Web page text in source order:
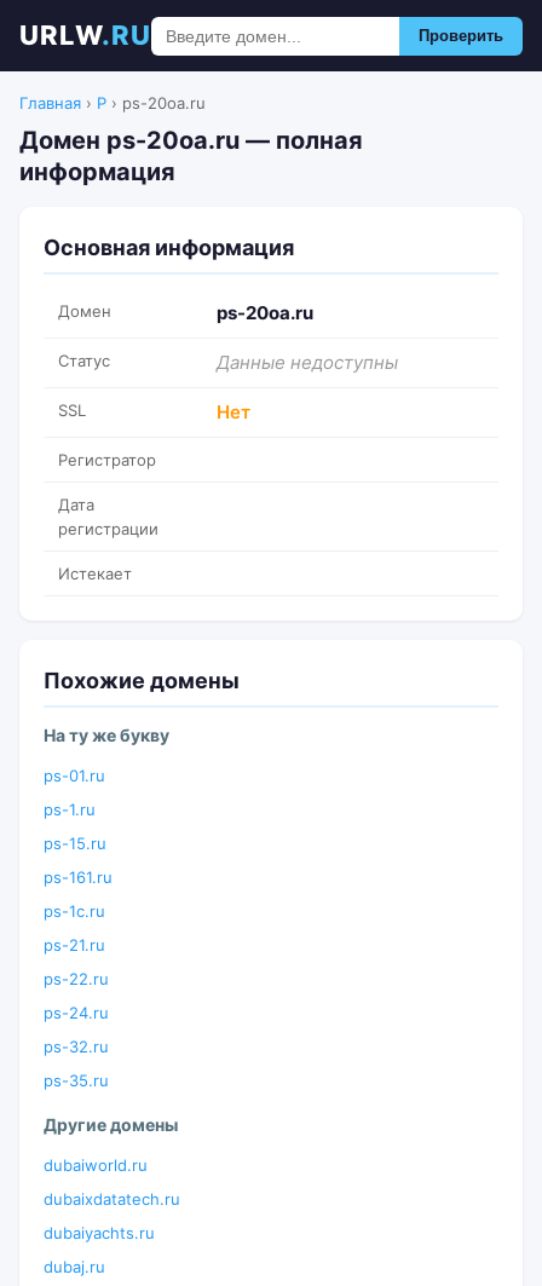
URLW.RU Проверить
Главная › P › ps-20oa.ru
Домен ps-20oa.ru — полная
информация
Основная информация
Домен ps-20oa.ru
Статус Данные недоступны
SSL Нет
Регистратор
Дата
регистрации
Истекает
Похожие домены
На ту же букву
ps-01.ru
ps-1.ru
ps-15.ru
ps-161.ru
ps-1c.ru
ps-21.ru
ps-22.ru
ps-24.ru
ps-32.ru
ps-35.ru
Другие домены
dubaiworld.ru
dubaixdatatech.ru
dubaiyachts.ru
dubaj.ru